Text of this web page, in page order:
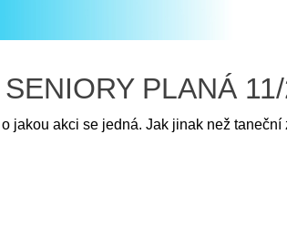
PLANÁ
jakou akci se jedná. Jak jinak než